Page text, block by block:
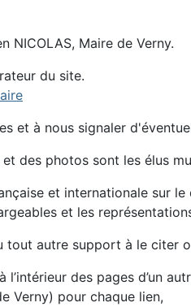
NICOLAS, Maire de Verny.
du site.
et à nous signaler
des photos sont les élus
et internationale sur
et les
autre support à le citer
des pages d’un
Verny) pour chaque lien,